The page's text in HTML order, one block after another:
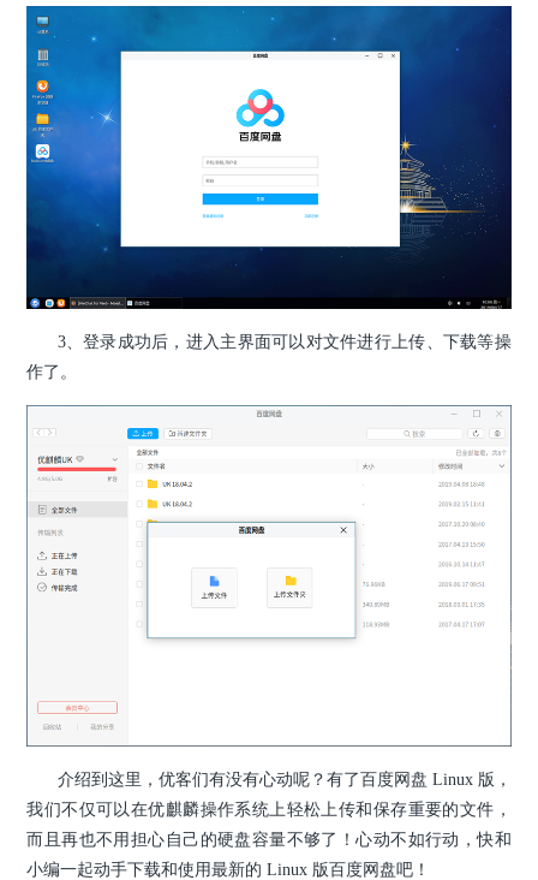
3、登录成功后，进入主界面可以对文件进行上传、下载等操
作了。
介绍到这里，优客们有没有心动呢？有了百度网盘 Linux 版，
我们不仅可以在优麒麟操作系统上轻松上传和保存重要的文件，
而且再也不用担心自己的硬盘容量不够了！心动不如行动，快和
小编一起动手下载和使用最新的 Linux 版百度网盘吧！